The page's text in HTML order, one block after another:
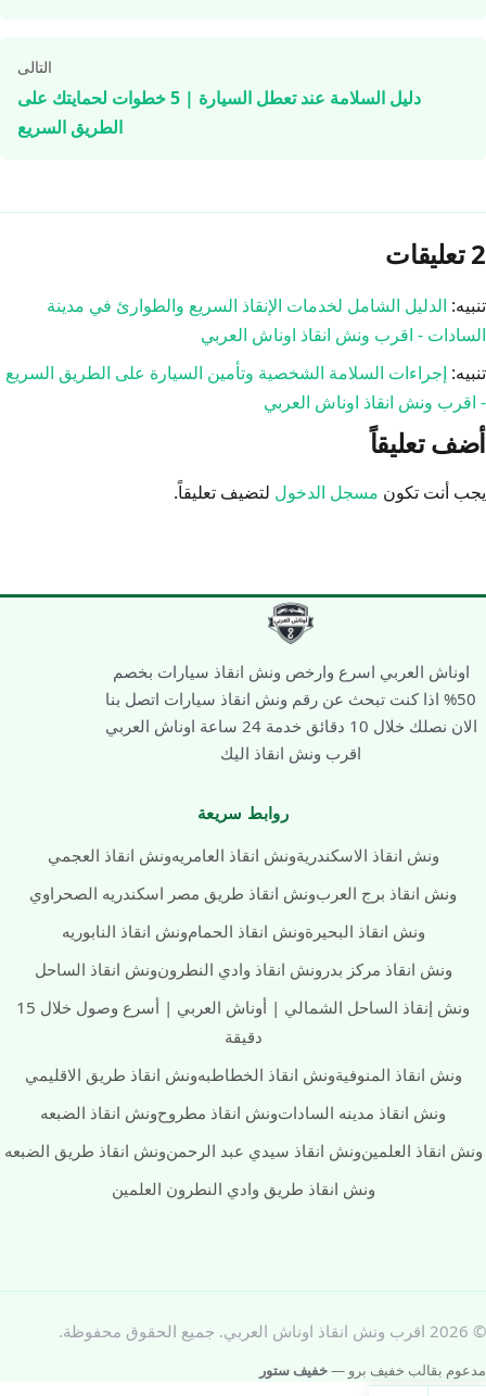
التالى
دليل السلامة عند تعطل السيارة | 5 خطوات لحمايتك على
الطريق السريع
2 تعليقات
تنبيه: الدليل الشامل لخدمات الإنقاذ السريع والطوارئ في مدينة
السادات - اقرب ونش انقاذ اوناش العربي
تنبيه: إجراءات السلامة الشخصية وتأمين السيارة على الطريق السريع
- اقرب ونش انقاذ اوناش العربي
أضف تعليقاً
يجب أنت تكون مسجل الدخول لتضيف تعليقاً.
اوناش العربي اسرع وارخص ونش انقاذ سيارات بخصم
50% اذا كنت تبحث عن رقم ونش انقاذ سيارات اتصل بنا
الان نصلك خلال 10 دقائق خدمة 24 ساعة اوناش العربي
اقرب ونش انقاذ اليك
روابط سريعة
ونش انقاذ الاسكندريةونش انقاذ العامريهونش انقاذ العجمي
ونش انقاذ برج العربونش انقاذ طريق مصر اسكندريه الصحراوي
ونش انقاذ البحيرةونش انقاذ الحمامونش انقاذ النابوريه
ونش انقاذ مركز بدر ونش انقاذ وادي النطرونونش انقاذ الساحل
ونش إنقاذ الساحل الشمالي | أوناش العربي | أسرع وصول خلال 15
دقيقة
ونش انقاذ المنوفيةونش انقاذ الخطاطبهونش انقاذ طريق الاقليمي
ونش انقاذ مدينه الساداتونش انقاذ مطروحونش انقاذ الضبعه
ونش انقاذ العلمينونش انقاذ سيدي عبد الرحمنونش انقاذ طريق الضبعه
ونش انقاذ طريق وادي النطرون العلمين
© 2026 اقرب ونش انقاذ اوناش العربي. جميع الحقوق محفوظة.
مدعوم بقالب خفيف برو —خفيف ستور